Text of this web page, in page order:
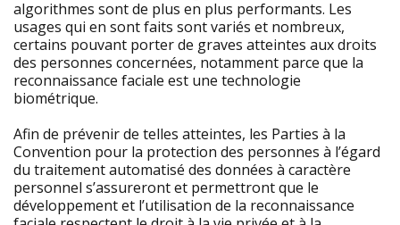
algorithmes sont de plus en plus performants. Les
usages qui en sont faits sont variés et nombreux,
certains pouvant porter de graves atteintes aux droits
des personnes concernées, notamment parce que la
reconnaissance faciale est une technologie
biométrique.
Afin de prévenir de telles atteintes, les Parties à la
Convention pour la protection des personnes à l’égard
du traitement automatisé des données à caractère
personnel s’assureront et permettront que le
développement et l’utilisation de la reconnaissance